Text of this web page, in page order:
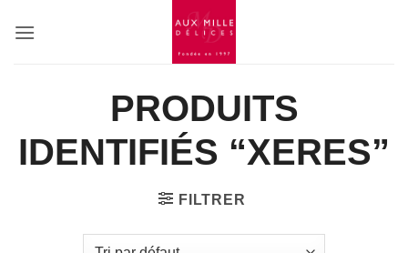
PRODUITS
IDENTIFIÉS “XERES”
FILTRER